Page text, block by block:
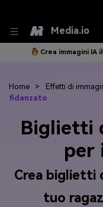
Media.io
Crea immagini IA
Home > Effetti di
fidanzato
Biglietti
per
Crea biglietti
tuo